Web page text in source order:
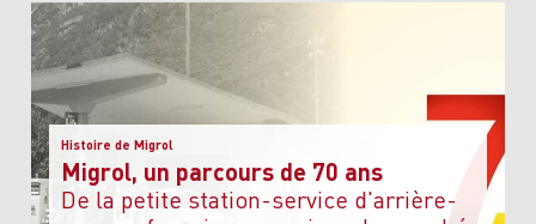
Histoire de Migrol
Migrol, un parcours de 70 ans
de la petite station-service d'arrière-